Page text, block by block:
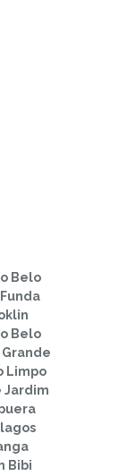
Belo
Belo
Grande
Limpo
Jardim
Bibi